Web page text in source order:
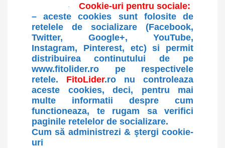
·
Cookie-uri pentru sociale:
– aceste cookies sunt folosite de
retelele de socializare (Facebook,
Twitter, Google+, YouTube,
Instagram, Pinterest, etc) si permit
distribuirea continutului de pe
www.fitolider.ro pe respectivele
retele. FitoLider.ro nu controleaza
aceste cookies, deci, pentru mai
multe informatii despre cum
functioneaza, te rugam sa verifici
paginile retelelor de socializare.
Cum să administrezi & ştergi cookie-
uri